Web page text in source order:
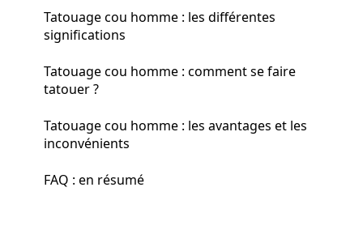
Tatouage cou homme : les différentes
significations
Tatouage cou homme : comment se faire
tatouer ?
Tatouage cou homme : les avantages et les
inconvénients
FAQ : en résumé